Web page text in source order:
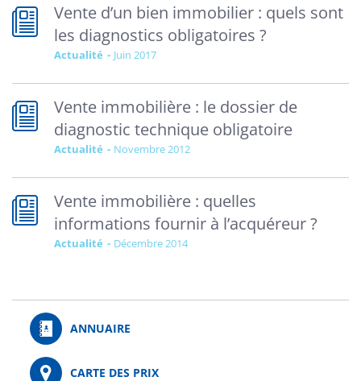
Vente d’un bien immobilier : quels sont
les diagnostics obligatoires ?
Actualité juin 2017
Vente immobilière : le dossier de
diagnostic technique obligatoire
Actualité novembre 2012
Vente immobilière : quelles
informations fournir à l’acquéreur ?
Actualité décembre 2014
ANNUAIRE
CARTE DES PRIX